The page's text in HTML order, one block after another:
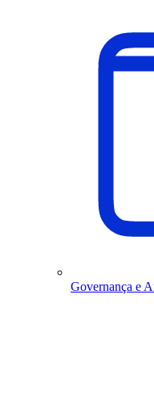
Governança e